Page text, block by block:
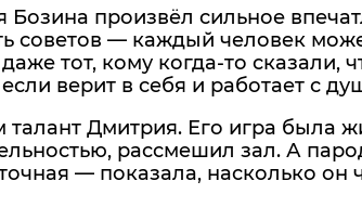
Бозина произвёл сильное
советов — каждый человек
тот, кому когда-то сказали,
верит в себя и работает с
Дмитрия. Его игра была
рассмешил зал. А
— показала, насколько он